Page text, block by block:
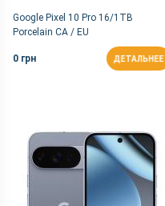
Google Pixel 10 Pro 16/1TB
Porcelain CA / EU
0 грн ДЕТАЛЬНЕЕ